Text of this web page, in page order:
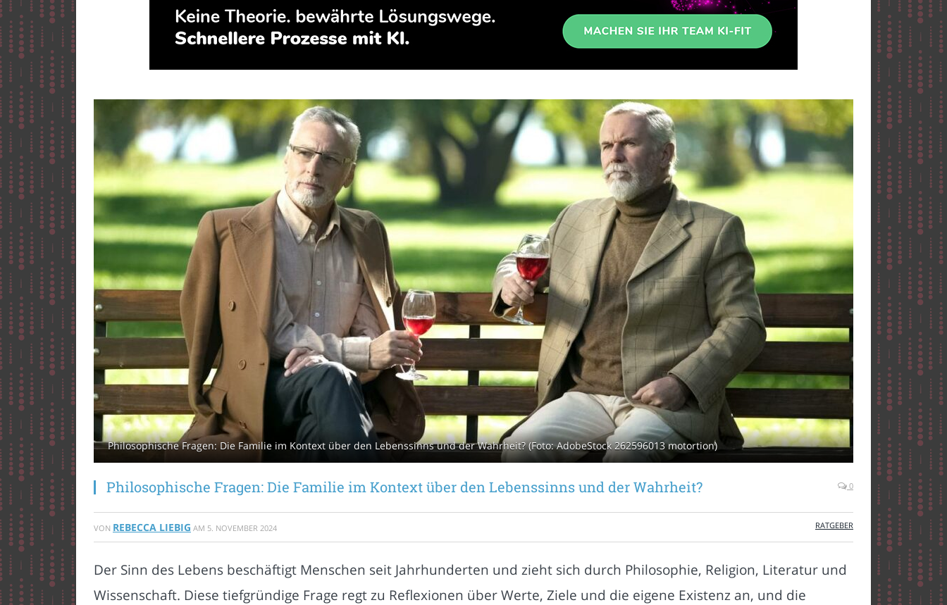
Philosophische Fragen: Die Familie im Kontext über den Lebenssinns und der Wahrheit? (Foto: AdobeStock 262596013 motortion)
Philosophische Fragen: Die Familie im Kontext über den Lebenssinns und der Wahrheit? 0
VON REBECCA LIEBIG AM 5. NOVEMBER 2024 RATGEBER
Der Sinn des Lebens beschäftigt Menschen seit Jahrhunderten und zieht sich durch Philosophie, Religion, Literatur und
Wissenschaft. Diese tiefgründige Frage regt zu Reflexionen über Werte, Ziele und die eigene Existenz an, und die